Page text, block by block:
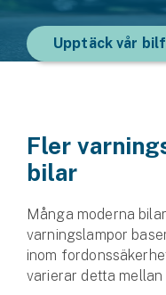
Upptäck vår
Fler
bilar
Många moderna
varningslampor
inom
varierar detta mellan